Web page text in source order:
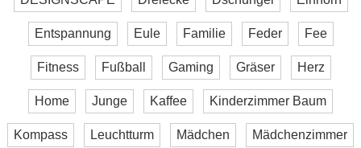
Entspannung Eule Familie Feder Fee
Fitness Fußball Gaming Gräser Herz
Home Junge Kaffee Kinderzimmer Baum
Kompass Leuchtturm Mädchen Mädchenzimmer